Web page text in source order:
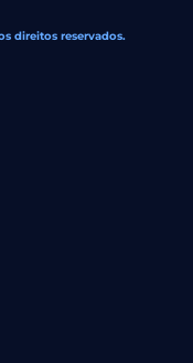
direitos reservados.